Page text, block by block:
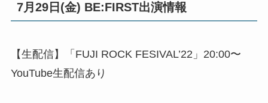
7月29日(金) BE:FIRST出演情報
【生配信】「FUJI ROCK FESIVAL’22」20:00〜
YouTube生配信あり